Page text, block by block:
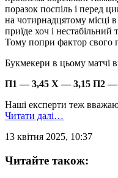
поразок поспіль і перед
на чотирнадцятому місці
приїде хоч і
Тому попри фактор свого
Букмекери в цьому матчі
П1 — 3,45 Х — 3,15 П2 —
Наші експерти теж
Читати далі…
13 квітня 2025, 10:37
Читайте також: